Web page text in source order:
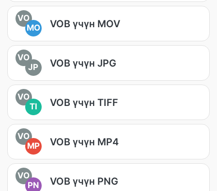
VO
MO
VOB үчүн MOV
VO
JP
VOB үчүн JPG
VO
TI
VOB үчүн TIFF
VO
MP
VOB үчүн MP4
VO
PN
VOB үчүн PNG